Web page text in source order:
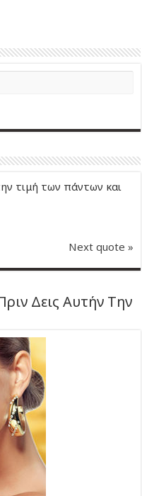
τιμή των πάντων και
Next quote »
Δεις Αυτήν Την